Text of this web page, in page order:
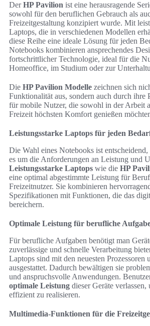
DerHP Pavilion ist eine herausragende
sowohl für den beruflichen Gebrauch als
Freizeitgestaltung konzipiert wurde. Mit
Laptops, die in verschiedenen Modellen
diese Reihe eine ideale Lösung für jeden
Notebooks kombinieren ansprechendes
fortschrittlicher Technologie, ideal für die
Homeoffice, im Studium oder zur
Die HP Pavilion Modelle zeichnen sich
Funktionalität aus, sondern auch durch ihre
für mobile Nutzer, die sowohl in der Arbeit
Freizeit höchsten Komfort genießen
Leistungsstarke Laptops für jeden
Die Wahl eines Notebooks ist entscheidend,
es um die Anforderungen an Leistung und
Leistungsstarke Laptops wie die HP
eine optimal abgestimmte Leistung für
Freizeitnutzer. Sie kombinieren
Spezifikationen mit Funktionen, die das
bereichern.
Optimale Leistung für berufliche
Für berufliche Aufgaben benötigt man
zuverlässige und schnelle Verarbeitung
Laptops sind mit den neuesten
ausgestattet. Dadurch bewältigen sie
und anspruchsvolle Anwendungen.
optimale Leistung dieser Geräte
effizient zu realisieren.
Multimedia-Funktionen für die